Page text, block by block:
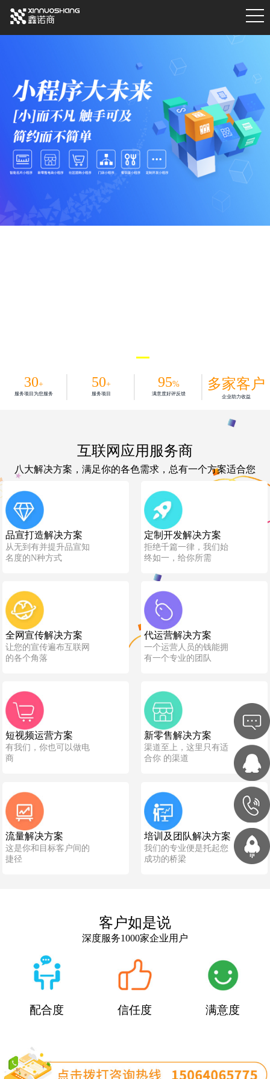
30+
服务项目为您服务
50+
服务项目
95%
满意度好评反馈
多家客户
企业助力收益
互联网应用服务商
八大解决方案，满足你的各色需求，总有一个方案适合您
品宣打造解决方案
从无到有并提升品宣知
名度的N种方式
定制开发解决方案
拒绝千篇一律，我们始
终如一，给你所需
全网宣传解决方案
让您的宣传遍布互联网
的各个角落
代运营解决方案
一个运营人员的钱能拥
有一个专业的团队
短视频运营方案
有我们，你也可以做电
商
新零售解决方案
渠道至上，这里只有适
合你 的渠道
流量解决方案
这是你和目标客户间的
捷径
培训及团队解决方案
我们的专业便是托起您
成功的桥梁
客户如是说
深度服务1000家企业用户
配合度 信任度 满意度